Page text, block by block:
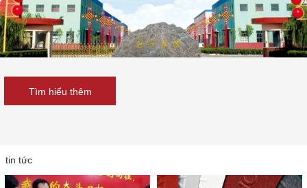
Tìm hiểu thêm
tin tức